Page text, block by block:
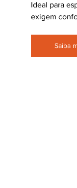
Ideal para
exigem
Saiba